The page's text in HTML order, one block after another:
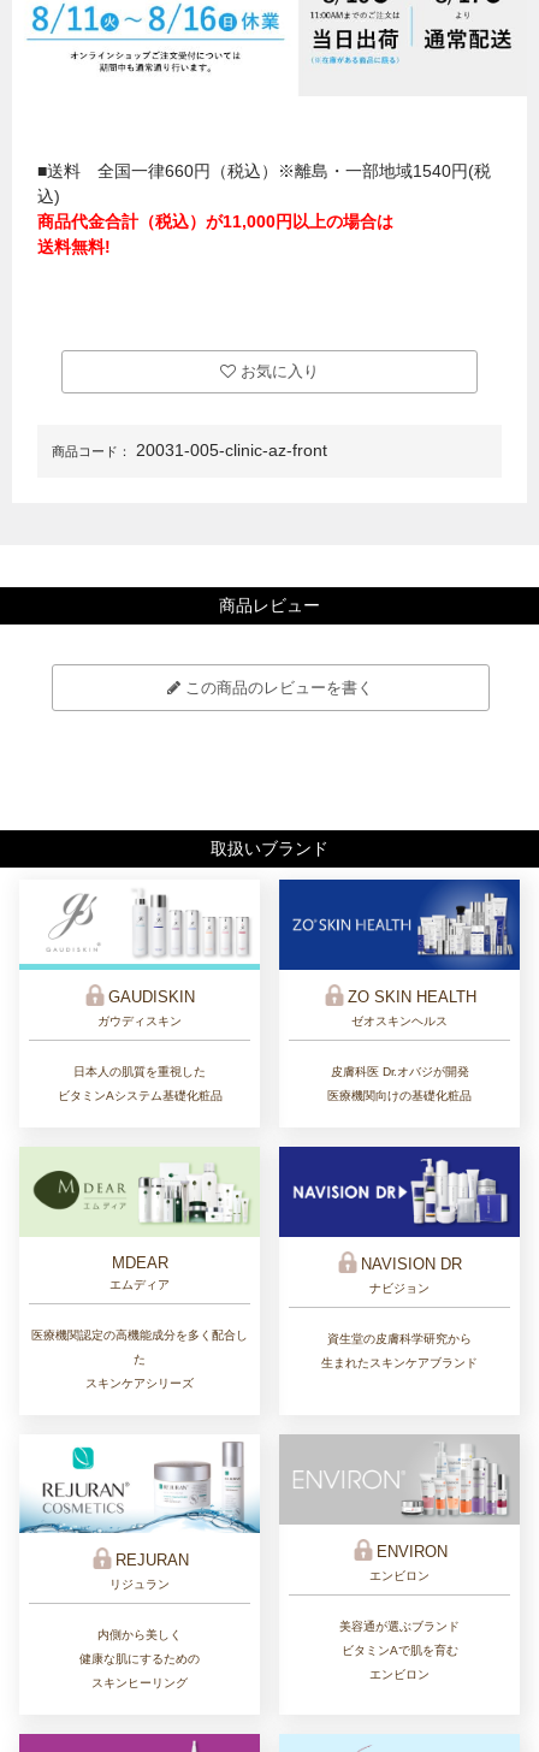
■送料 全国一律660円（税込）※離島・一部地域1540円(税
込)
商品代金合計（税込）が11,000円以上の場合は
送料無料!
お気に入り
商品コード： 20031-005-clinic-az-front
商品レビュー
この商品のレビューを書く
取扱いブランド
GAUDISKIN
ガウディスキン
日本人の肌質を重視した
ビタミンAシステム基礎化粧品
ZO SKIN HEALTH
ゼオスキンヘルス
皮膚科医 Dr.オバジが開発
医療機関向けの基礎化粧品
MDEAR
エムディア
医療機関認定の高機能成分を多く配合し
た
スキンケアシリーズ
NAVISION DR
ナビジョン
資生堂の皮膚科学研究から
生まれたスキンケアブランド
REJURAN
リジュラン
内側から美しく
健康な肌にするための
スキンヒーリング
ENVIRON
エンビロン
美容通が選ぶブランド
ビタミンAで肌を育む
エンビロン